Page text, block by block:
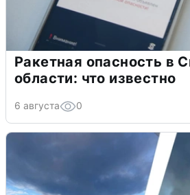
Ракетная опасность в
области: что известно
6 августа 0